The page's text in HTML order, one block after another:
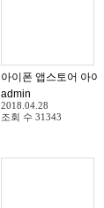
아이폰 앱스토어 아
admin
2018.04.28
조회 수 31343